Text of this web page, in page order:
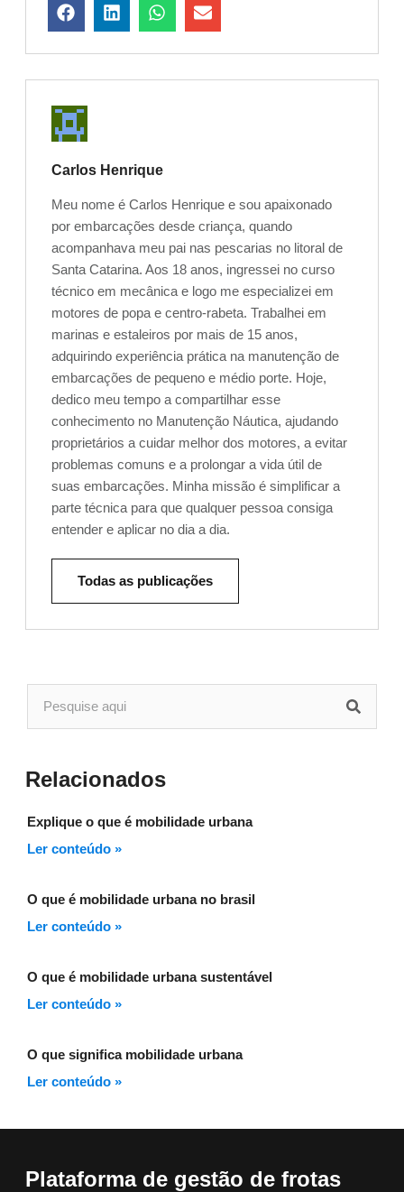
Carlos Henrique
Meu nome é Carlos Henrique e sou apaixonado
por embarcações desde criança, quando
acompanhava meu pai nas pescarias no litoral de
Santa Catarina. Aos 18 anos, ingressei no curso
técnico em mecânica e logo me especializei em
motores de popa e centro-rabeta. Trabalhei em
marinas e estaleiros por mais de 15 anos,
adquirindo experiência prática na manutenção de
embarcações de pequeno e médio porte. Hoje,
dedico meu tempo a compartilhar esse
conhecimento no Manutenção Náutica, ajudando
proprietários a cuidar melhor dos motores, a evitar
problemas comuns e a prolongar a vida útil de
suas embarcações. Minha missão é simplificar a
parte técnica para que qualquer pessoa consiga
entender e aplicar no dia a dia.
Todas as publicações
Relacionados
Explique o que é mobilidade urbana
Ler conteúdo »
O que é mobilidade urbana no brasil
Ler conteúdo »
O que é mobilidade urbana sustentável
Ler conteúdo »
O que significa mobilidade urbana
Ler conteúdo »
Plataforma de gestão de frotas